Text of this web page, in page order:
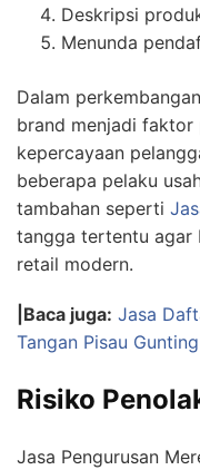
Deskripsi
Menunda
Dalam
brand menjadi
kepercayaan
beberapa pelaku
tambahan seperti
tangga tertentu agar
retail modern.
|Baca juga: Jasa
Tangan Pisau
Risiko
Jasa Pengurusan